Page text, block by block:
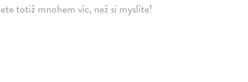
totiž mnohem víc, než si myslíte!